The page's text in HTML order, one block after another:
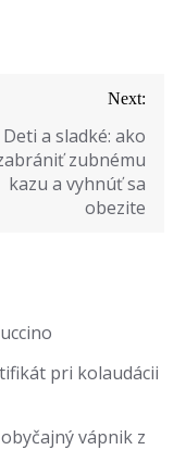
Next:
Deti a sladké: ako
zubnému
kazu a vyhnúť sa
obezite
pri kolaudácii
vápnik z